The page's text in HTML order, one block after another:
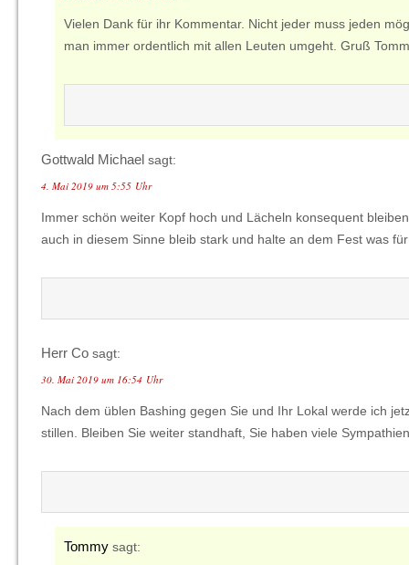
Vielen Dank für ihr Kommentar. Nicht jeder muss jeden
man immer ordentlich mit allen Leuten umgeht. Gruß
Gottwald Michael sagt:
4. Mai 2019 um 5:55 Uhr
Immer schön weiter Kopf hoch und Lächeln konsequent
auch in diesem Sinne bleib stark und halte an dem Fest was
Herr Co sagt:
30. Mai 2019 um 16:54 Uhr
Nach dem üblen Bashing gegen Sie und Ihr Lokal werde ich
stillen. Bleiben Sie weiter standhaft, Sie haben viele
Tommy sagt: